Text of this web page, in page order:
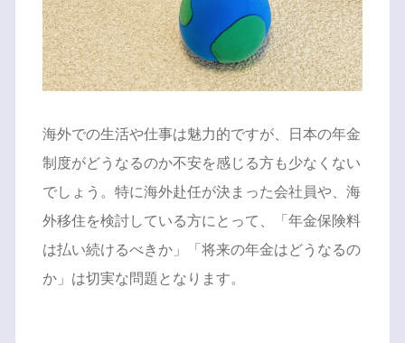
海外での生活や仕事は魅力的ですが、日本の年金
制度がどうなるのか不安を感じる方も少なくない
でしょう。特に海外赴任が決まった会社員や、海
外移住を検討している方にとって、「年金保険料
は払い続けるべきか」「将来の年金はどうなるの
か」は切実な問題となります。